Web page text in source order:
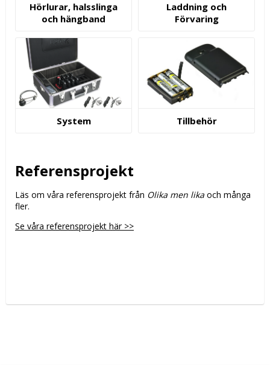
Hörlurar, halsslinga
och hängband
Laddning och
Förvaring
System Tillbehör
Referensprojekt
Läs om våra referensprojekt från Olika men lika och många
fler.
Se våra referensprojekt här >>